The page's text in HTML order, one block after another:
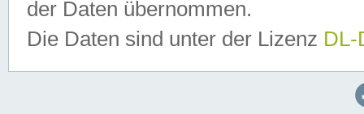
der Daten übernommen.
Die Daten sind unter der Lizenz